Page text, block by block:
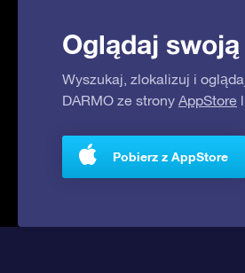
Oglądaj
Wyszukaj, zlokalizuj i
DARMO ze strony AppStore
Pobierz z AppStore